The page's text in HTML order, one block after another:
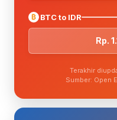
₿ BTC to IDR
Rp.
Terakhir
Sumber: Open